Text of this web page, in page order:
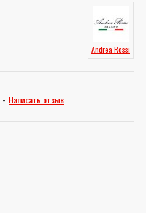
Andrea Rossi
- Написать отзыв